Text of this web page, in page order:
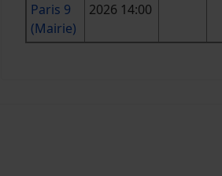
Paris 9
(Mairie)
2026 14:00